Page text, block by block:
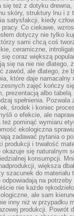
się też z dotyku
skóry, struktury lnu i z
satysfakcji, kiedy
pracy. Co ciekawe,
dotyczy nie tylko
sami chcą coś
ceramiczne,
coraz większą
się na nie nie dlatego,
zawód, ale dlatego, że
które daje namacalny
zajęć kończy
prezentacją albo
spełnienia. Pozwala
środek i koniec
o efekcie, ale
też pominąć wymiaru
ekologiczna
zadawać pytania o
produkcji i trwałość
okazuje się naturalnym
konsumpcji.
większa
szacunek do materiału
odpowiadają na potrzeby
nie każde
ale sam
inny niż w przypadku
produkcji. Powrót